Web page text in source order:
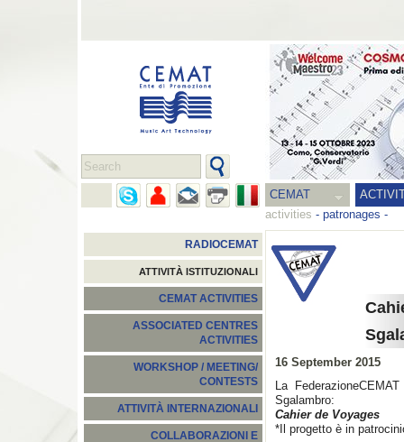
CEMAT
activities - patronages -
RADIOCEMAT
ATTIVITÀ ISTITUZIONALI
CEMAT ACTIVITIES
ASSOCIATED CENTRES
ACTIVITIES
WORKSHOP / MEETING/
CONTESTS
ATTIVITÀ INTERNAZIONALI
COLLABORAZIONI E
16 September 2015
La
Sgalambro:
Cahier de Voyages
*Il progetto è in